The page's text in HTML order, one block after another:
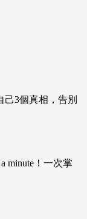
3個真相，告別
minute！一次掌